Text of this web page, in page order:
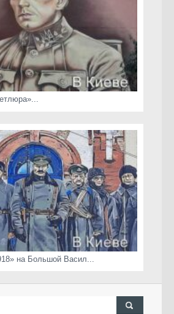
на Большой Васил...